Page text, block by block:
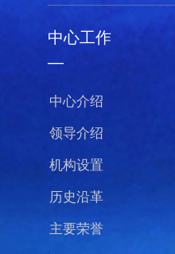
中心工作
—
中心介绍
领导介绍
机构设置
历史沿革
主要荣誉